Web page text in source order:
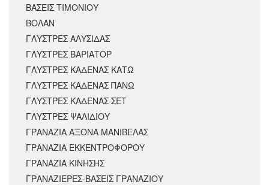
ΒΑΣΕΙΣ ΤΙΜΟΝΙΟΥ
ΒΟΛΑΝ
ΓΛΥΣΤΡΕΣ ΑΛΥΣΙΔΑΣ
ΓΛΥΣΤΡΕΣ ΒΑΡΙΑΤΟΡ
ΓΛΥΣΤΡΕΣ ΚΑΔΕΝΑΣ ΚΑΤΩ
ΓΛΥΣΤΡΕΣ ΚΑΔΕΝΑΣ ΠΑΝΩ
ΓΛΥΣΤΡΕΣ ΚΑΔΕΝΑΣ ΣΕΤ
ΓΛΥΣΤΡΕΣ ΨΑΛΙΔΙΟΥ
ΓΡΑΝΑΖΙΑ ΑΞΟΝΑ ΜΑΝΙΒΕΛΑΣ
ΓΡΑΝΑΖΙΑ ΕΚΚΕΝΤΡΟΦΟΡΟΥ
ΓΡΑΝΑΖΙΑ ΚΙΝΗΣΗΣ
ΓΡΑΝΑΖΙΕΡΕΣ-ΒΑΣΕΙΣ ΓΡΑΝΑΖΙΟΥ